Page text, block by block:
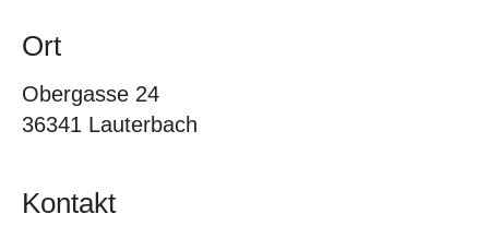
Ort
Obergasse 24
36341 Lauterbach
Kontakt